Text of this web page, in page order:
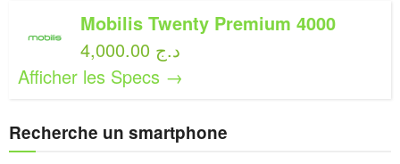
Mobilis Twenty Premium 4000
4,000.00 د.ج
Afficher les Specs →
Recherche un smartphone